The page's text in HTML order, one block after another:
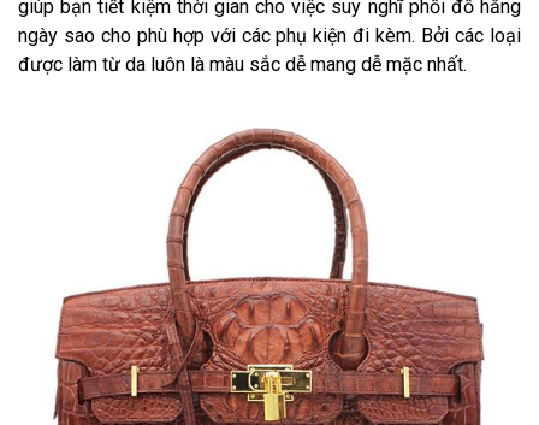
giúp bạn tiết kiệm thời gian cho việc suy nghĩ phối đồ hằng
ngày sao cho phù hợp với các phụ kiện đi kèm. Bởi các loại
được làm từ da luôn là màu sắc dễ mang dễ mặc nhất.